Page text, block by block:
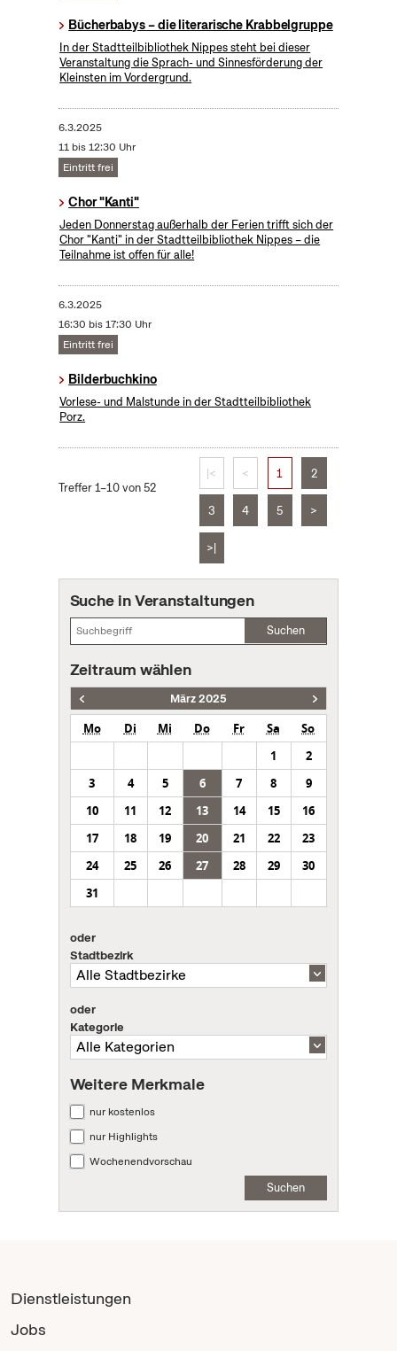
Bücherbabys – die literarische Krabbelgruppe
In der Stadtteilbibliothek Nippes steht bei dieser
Veranstaltung die Sprach- und Sinnesförderung der
Kleinsten im Vordergrund.
6.3.2025
11 bis 12:30 Uhr
Eintritt frei
Chor "Kanti"
Jeden Donnerstag außerhalb der Ferien trifft sich der
Chor "Kanti" in der Stadtteilbibliothek Nippes – die
Teilnahme ist offen für alle!
6.3.2025
16:30 bis 17:30 Uhr
Eintritt frei
Bilderbuchkino
Vorlese- und Malstunde in der Stadtteilbibliothek
Porz.
Treffer 1–10 von 52
|< < 1 2
3 4 5 >
>|
Suche in Veranstaltungen
Suchen
Zeitraum wählen
März 2025
Mo Di Mi Do Fr Sa
So
1
2
3
4 5 6 7 8
9
10
11 12 13 14 15
16
17
18 19 20 21 22
23
24
25 26 27 28 29
30
31
oder
Stadtbezirk
oder
Kategorie
Weitere Merkmale
nur kostenlos
nur Highlights
Wochenendvorschau
Suchen
Dienstleistungen
Jobs